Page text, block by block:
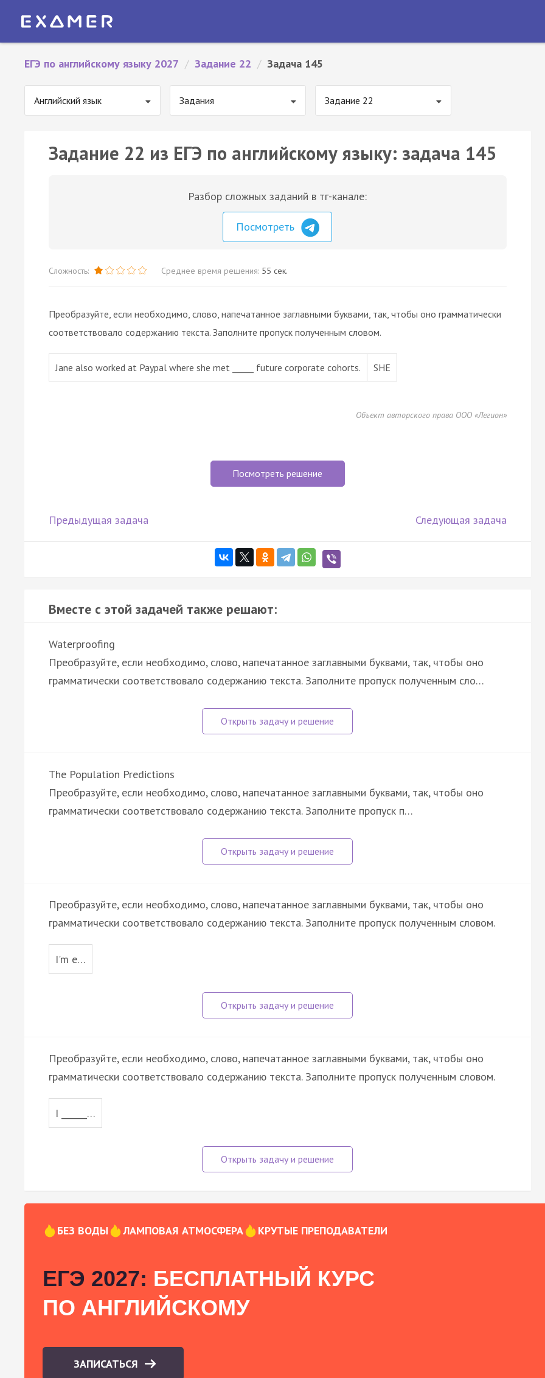
ЕГЭ по английскому языку 2027 / Задание 22 / Задача 145
Английский язык Задания Задание 22
Задание 22 из ЕГЭ по английскому языку: задача 145
Разбор сложных заданий в тг-канале:
Посмотреть
Сложность: Среднее время решения: 55 сек.
Преобразуйте, если необходимо, слово, напечатанное заглавными буквами, так, чтобы оно грамматически
соответствовало содержанию текста. Заполните пропуск полученным словом.
Jane also worked at Paypal where she met _____ future corporate cohorts. SHE
Объект авторского права ООО «Легион»
Посмотреть решение
Предыдущая задача Следующая задача
Вместе с этой задачей также решают:
Waterproofing
Преобразуйте, если необходимо, слово, напечатанное заглавными буквами, так, чтобы оно
грамматически соответствовало содержанию текста. Заполните пропуск полученным сло…
The Population Predictions
Преобразуйте, если необходимо, слово, напечатанное заглавными буквами, так, чтобы оно
грамматически соответствовало содержанию текста. Заполните пропуск п…
Преобразуйте, если необходимо, слово, напечатанное заглавными буквами, так, чтобы оно
грамматически соответствовало содержанию текста. Заполните пропуск полученным словом.
I'm e…
Преобразуйте, если необходимо, слово, напечатанное заглавными буквами, так, чтобы оно
грамматически соответствовало содержанию текста. Заполните пропуск полученным словом.
I ______…
БЕЗ ВОДЫ ЛАМПОВАЯ АТМОСФЕРА КРУТЫЕ ПРЕПОДАВАТЕЛИ
ЕГЭ 2027: БЕСПЛАТНЫЙ КУРС
ПО АНГЛИЙСКОМУ
ЗАПИСАТЬСЯ